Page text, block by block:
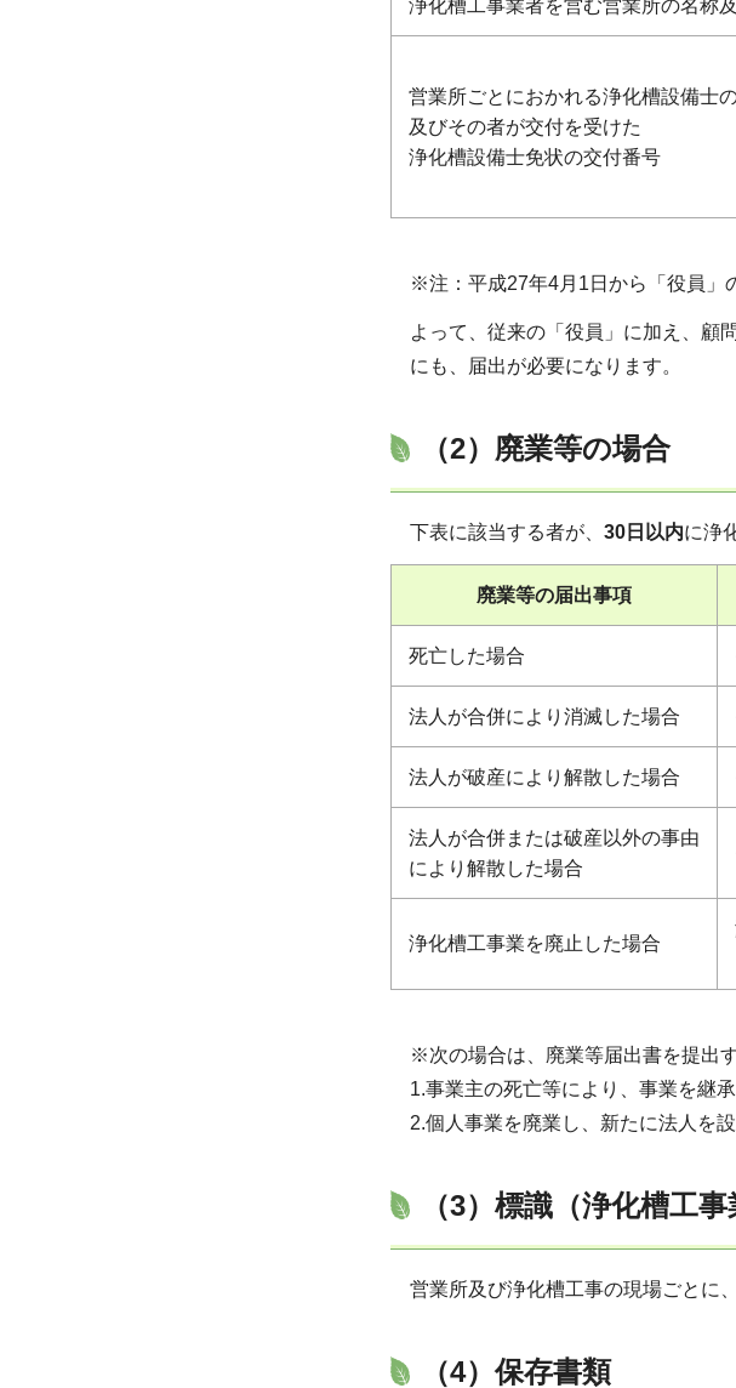
浄化槽工事業者を営む営業所の名称
営業所ごとにおかれる浄化槽設備士
及びその者が交付を受けた
浄化槽設備士免状の交付番号
※注：平成27年4月1日から「役員」
よって、従来の「役員」に加え、顧
にも、届出が必要になります。
（2）廃業等の場合
下表に該当する者が、 30日以内に浄
廃業等の届出事項
死亡した場合
法人が合併により消滅した場合
法人が破産により解散した場合
法人が合併または破産以外の事由
により解散した場合
浄化槽工事業を廃止した場合
※次の場合は、廃業等届出書を提出
1.事業主の死亡等により、事業を継承
2.個人事業を廃業し、新たに法人を設
（3）標識（浄化槽工事
営業所及び浄化槽工事の現場ごとに
（4）保存書類